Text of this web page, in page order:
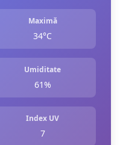
Maximă
34°C
Umiditate
61%
Index UV
7